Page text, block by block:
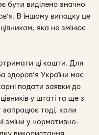
бути виділено значно
В іншому випадку це
яка не змінює
ці кошти. Для
здоров’я України має
подати заявки до
у штаті та ще з
тоді, коли
зміни у нормативно-